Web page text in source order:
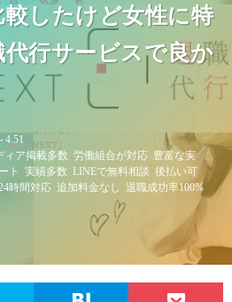
したけど女性に特
行サービスで良か
4.51
ィア掲載多数 労働組合が対応 豊富な実
ト 実績多数 LINEで無料相談 後払い可
時間対応 追加料金なし
退職成功率100%